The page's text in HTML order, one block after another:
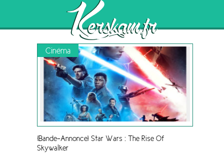
Browsing the"X-Men"
Cinéma
[Bande-Annonce] Star Wars : The Rise Of
Skywalker